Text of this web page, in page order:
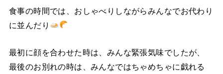
食事の時間では、おしゃべりしながらみんなでお代わり
に並んだり
最初に顔を合わせた時は、みんな緊張気味でしたが、
最後のお別れの時は、みんなではちゃめちゃに戯れる